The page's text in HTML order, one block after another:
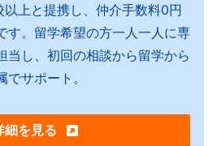
上と提携し、仲介手数料0円
す。留学希望の方一人一人に専
当し、初回の相談から留学から
サポート。
細を見る